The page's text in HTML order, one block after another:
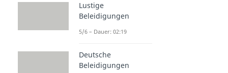
Lustige
Beleidigungen
5/6 – Dauer: 02:19
Deutsche
Beleidigungen